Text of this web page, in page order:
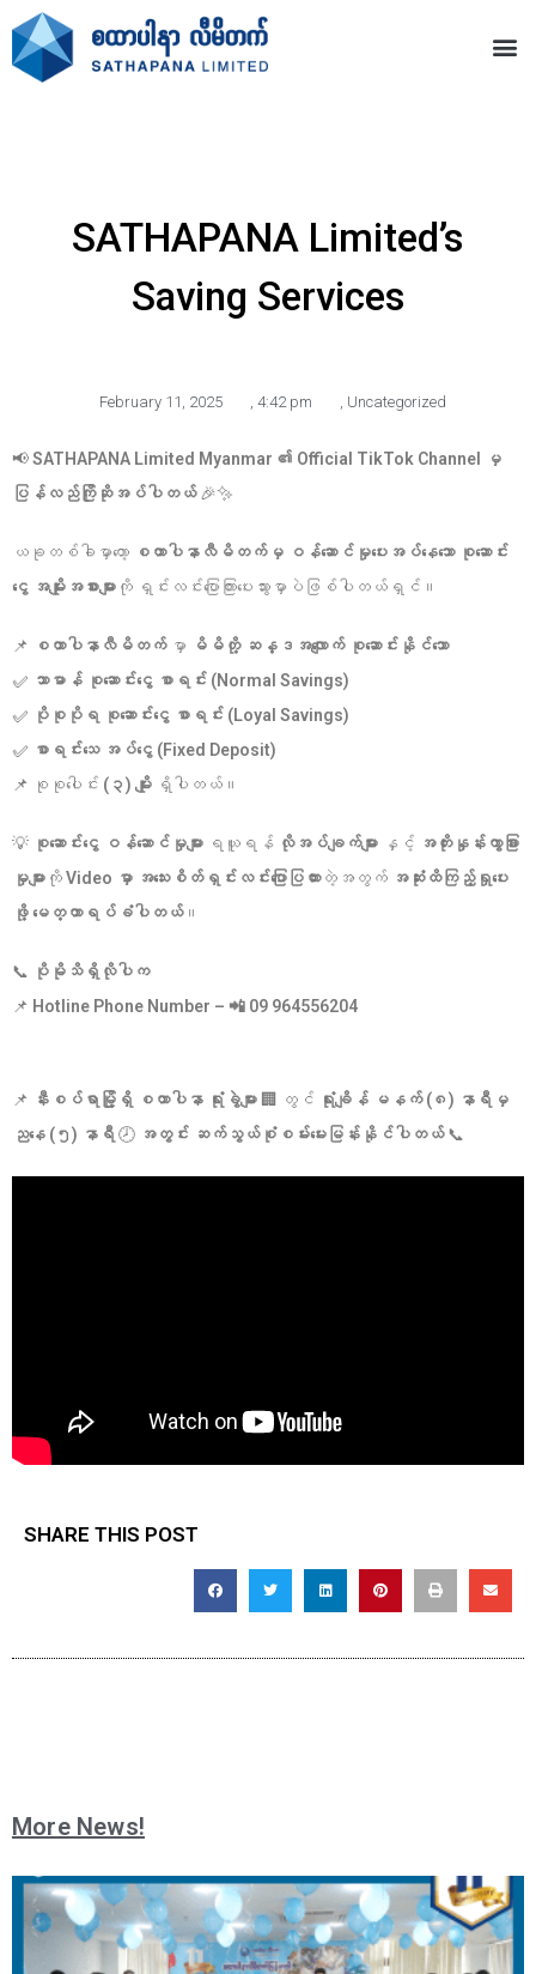
SATHAPANA Limited’s
Saving Services
February 11, 2025 4:42 pm Uncategorized
📢SATHAPANA Limited Myanmar ၏ Official TikTok Channel မှ
ပြန်လည်ကြိုဆိုအပ်ပါတယ်🎉✨
ယခုတစ်ခါမှာတော့ စထာပါနာလီမိတက်မှ ဝန်ဆောင်မှုပေးအပ်နေသော စုဆောင်း
ငွေ အမျိုးအစားများ ကို ရှင်းလင်းပြောကြားပေးသွားမှာပဲဖြစ်ပါတယ်ရှင်။
📌 စထာပါနာလီမိတက်မှာ
မိမိတို့ ဆန္ဒအလျောက် စုဆောင်းနိုင်သော
✅ သာမာန် စုဆောင်းငွေ စာရင်း (Normal Savings)
✅ ပိုစုပိုရ စုဆောင်းငွေ စာရင်း (Loyal Savings)
✅ စာရင်းသေ အပ်ငွေ (Fixed Deposit)
📌 စုစုပေါင်း (၃) မျိုး ရှိပါတယ်။
💡 စုဆောင်းငွေ ဝန်ဆောင်မှုများ ရယူရန် လိုအပ်ချက်များ နှင့် အတိုးနှုန်းကွာခြား
မှုများ ကိုVideo မှာ အသေးစိတ်ရှင်းလင်းပြောပြထားတဲ့အတွက် အဆုံးထိကြည့်ရှုပေး
ဖို့ မေတ္တာရပ်ခံပါတယ်။
📞 ပိုမိုသိရှိလိုပါက
📌 Hotline Phone Number – 📲 09 964556204
📌 နီးစပ်ရာမြို့ရှိ စထာပါနာ ရုံးခွဲများ 🏢 တွင် ရုံးချိန် မနက် (၈) နာရီမှ
ညနေ (၅) နာရီ 🕗 အတွင်း ဆက်သွယ်စုံစမ်းမေးမြန်းနိုင်ပါတယ်📞
SHARE THIS POST
More News!